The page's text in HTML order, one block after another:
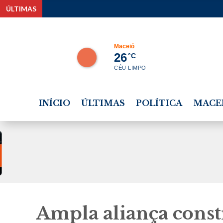
ÚLTIMAS
Maceió
26°C
CÉU LIMPO
INÍCIO ÚLTIMAS POLÍTICA
Ampla aliança